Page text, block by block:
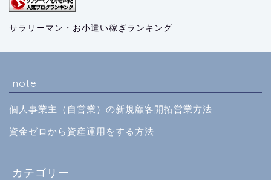
サラリーマン・お小遣い稼ぎランキング
note
個人事業主（自営業）の新規顧客開拓営業方法
資金ゼロから資産運用をする方法
カテゴリー